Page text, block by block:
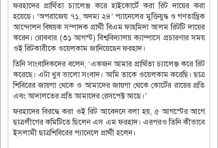
ফরহাদের প্রার্থিতা চ্যালেঞ্জ করে হাইকোর্টে করা রিট দায়ের করা
হয়েছে। ‘অপরাজেয় ৭১, অদম্য ২৪’ প্যানেলের মুক্তিযুদ্ধ ও গণতান্ত্রিক
আন্দোলন বিষয়ক সম্পাদক প্রার্থী বিএম ফাহমিদা আলম রিটটি দায়ের
করেন। রোববার (৩১ আগস্ট) বিশ্ববিদ্যালয় ক্যাম্পাসে প্রচারণার সময়
ওই রিটকারীকে ওয়েলকাম জানিয়েছেন ফরহাদ।
তিনি সাংবাদিকদের বলেন, ‘একজন আমার প্রার্থিতা চ্যালেঞ্জ করে রিট
করেছে। এটা খুব ভালো সংবাদ। আমি তাকে ওয়েলকাম করেছি। ছাত্র
শিবিরের জায়গা থেকে ও আমাদের জায়গা থেকে কোর্টের রায়ের প্রতি
এবং আদালতের প্রতি আমাদের রেসপেক্ট আছে।’
ফরহাদের বিরদ্ধে করা ওই রিট আবেদনে বলা হয়, ৫ আগস্টের আগে
ছাত্রলীগের কমিটিতে ছিলেন এস এম ফরহাদ। এরপরও তিনি কীভাবে
ইসলামী ছাত্রশিবিরের প্যানেলে প্রার্থী হলেন।